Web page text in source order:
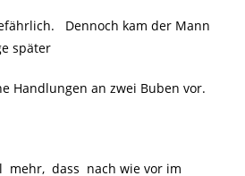
Dennoch kam der Mann
später
Handlungen an zwei Buben vor.
dass nach wie vor im